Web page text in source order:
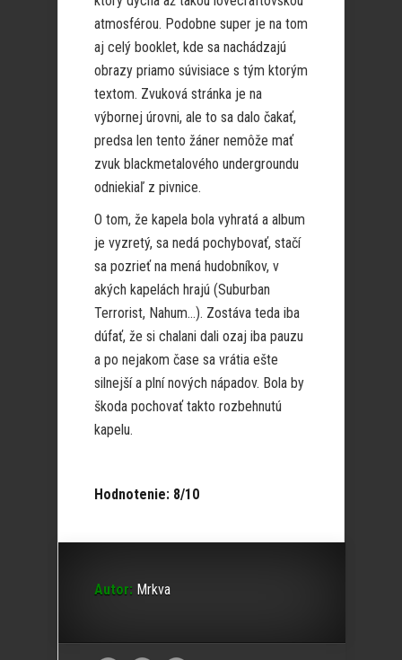
atmosférou. Podobne super je na tom
aj celý booklet, kde sa nachádzajú
obrazy priamo súvisiace s tým ktorým
textom. Zvuková stránka je na
výbornej úrovni, ale to sa dalo čakať,
predsa len tento žáner nemôže mať
zvuk blackmetalového undergroundu
odniekiaľ z pivnice.
O tom, že kapela bola vyhratá a album
je vyzretý, sa nedá pochybovať, stačí
sa pozrieť na mená hudobníkov, v
akých kapelách hrajú (Suburban
Terrorist, Nahum…). Zostáva teda iba
dúfať, že si chalani dali ozaj iba pauzu
a po nejakom čase sa vrátia ešte
silnejší a plní nových nápadov. Bola by
škoda pochovať takto rozbehnutú
kapelu.
Hodnotenie: 8/10
Autor: Mrkva